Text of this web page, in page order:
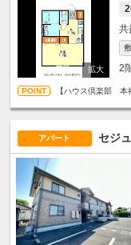
敷
2
【ハウス倶楽部 本
アパート セジ